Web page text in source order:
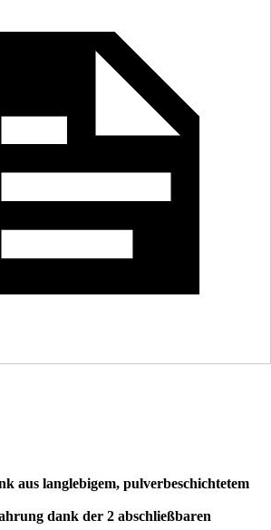
aus langlebigem, pulverbeschichtetem
dank der 2 abschließbaren